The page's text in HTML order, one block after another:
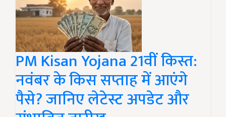
PM Kisan Yojana 21वीं किस्त:
नवंबर के किस सप्ताह में आएंगे
पैसे? जानिए लेटेस्ट अपडेट और